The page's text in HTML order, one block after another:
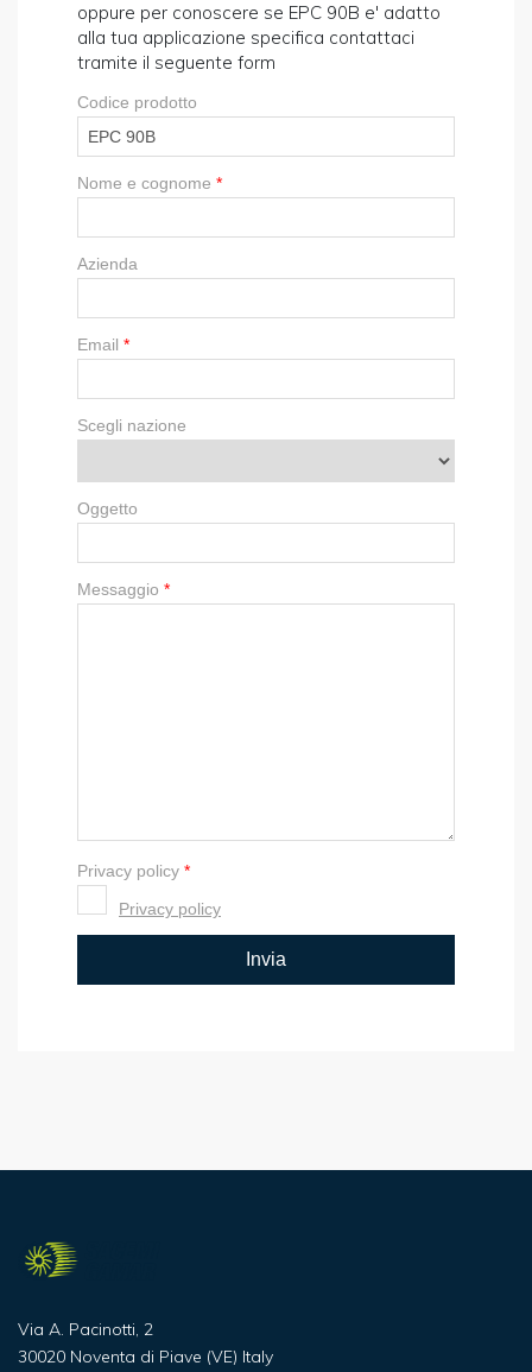
oppure per conoscere se EPC 90B e' adatto
alla tua applicazione specifica contattaci
tramite il seguente form
Via A. Pacinotti, 2
30020 Noventa di Piave (VE) Italy